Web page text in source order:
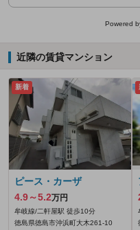
Powered
近隣の賃貸マンション
新着
ピース・カーザ
4.9～5.2万円
牟岐線/二軒屋駅 徒歩10分
徳島県徳島市沖浜町大木261‐10